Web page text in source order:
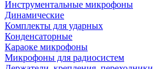
Инструментальные микрофоны
Динамические
Комплекты для ударных
Конденсаторные
Караоке микрофоны
Микрофоны для радиосистем